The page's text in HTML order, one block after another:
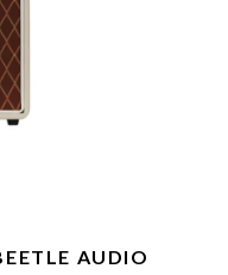
AUDIO